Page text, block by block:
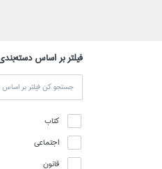
فيلتر بر اساس
كتاب
اجتماعي
قانون